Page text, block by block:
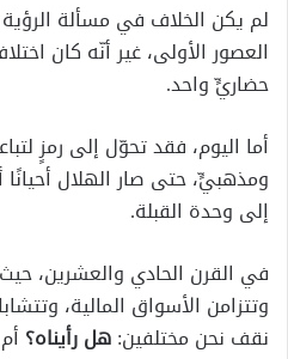
لم يكن الخلاف في مسألة
العصور الأولى، غير أنّه كان
حضاريٍّ واحد.
أما اليوم، فقد تحوّل إلى رمزٍ
ومذهبيٍّ، حتى صار الهلال
إلى وحدة القبلة.
في القرن الحادي والعشرين، حيث
وتتزامن الأسواق المالية،
نقف نحن مختلفين:هل رأيناه؟